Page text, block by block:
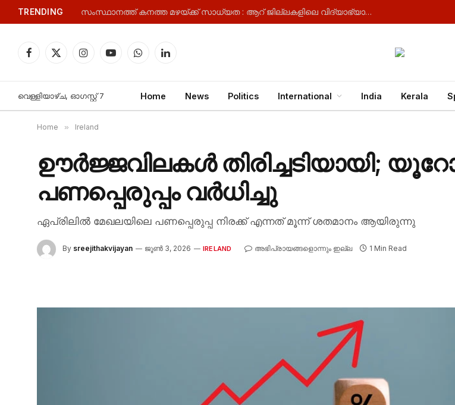
TRENDING സംസ്ഥാനത്ത് കനത്ത മഴയ്ക്ക് സാധ്യത : ആറ് ജില്ലകളിലെ വിദ്യാഭ്യാസ സ്ഥാപനങ്ങൾക്ക് നാളെ അവധി
Facebook
X
InstagramYouTubeWhatsAppLinkedIn
വെള്ളിയാഴ്‌ച, ഓഗസ്റ്റ്‌ 7 Home News Politics International India Kerala
Home » Ireland
ഊർജ്ജവിലകൾ തിരിച്ചടിയായി;
പണപ്പെരുപ്പം വർധിച്ചു
ഏപ്രിലിൽ മേഖലയിലെ പണപ്പെരുപ്പ നിരക്ക് എന്നത് മൂന്ന് ശതമാനം ആയിരുന്നു
By sreejithakvijayan ജൂൺ 3, 2026 IRELAND അഭിപ്രായങ്ങളൊന്നും ഇല്ല 1 Min Read